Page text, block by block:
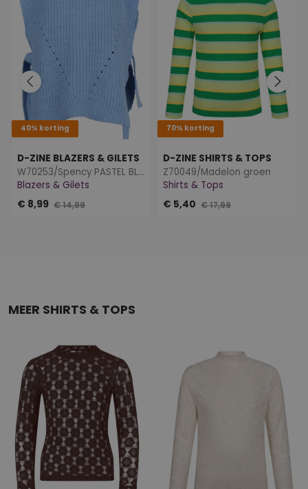
40% korting
D-ZINE BLAZERS & GILETS
W70253/Spency PASTEL BLUE
Blazers & Gilets
€ 8,99 € 14,99
70% korting
D-ZINE SHIRTS & TOPS
Z70049/Madelon groen
Shirts & Tops
€ 5,40 € 17,99
MEER SHIRTS & TOPS